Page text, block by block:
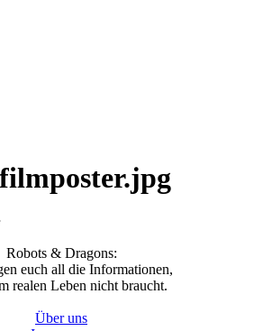
Robots & Dragons:
euch all die Informationen,
realen Leben nicht braucht.
Über uns